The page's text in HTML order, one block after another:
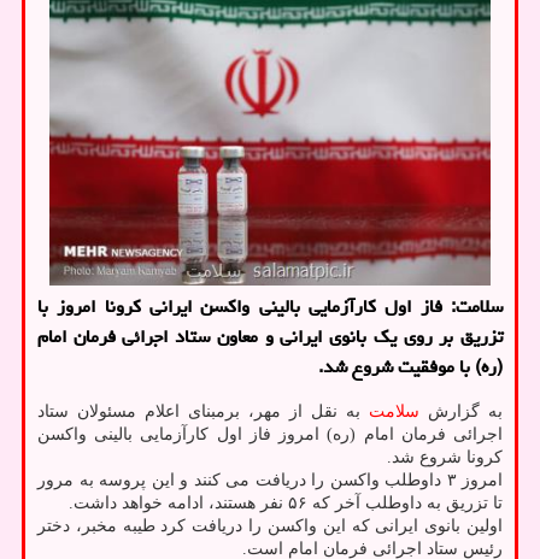
سلامت: فاز اول کارآزمایی بالینی واکسن ایرانی کرونا امروز با
تزریق بر روی یک بانوی ایرانی و معاون ستاد اجرائی فرمان امام
(ره) با موفقیت شروع شد.
به گزارش سلامت به نقل از مهر، برمبنای اعلام مسئولان ستاد
اجرائی فرمان امام (ره) امروز فاز اول کارآزمایی بالینی واکسن
کرونا شروع شد.
امروز ۳ داوطلب واکسن را دریافت می کنند و این پروسه به مرور
تا تزریق به داوطلب آخر که ۵۶ نفر هستند، ادامه خواهد داشت.
اولین بانوی ایرانی که این واکسن را دریافت کرد طیبه مخبر، دختر
رئیس ستاد اجرائی فرمان امام است.